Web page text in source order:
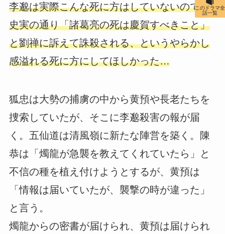
李邈は実際こんな死に方はしていないので、
史実の通り「諸葛亮の死は慶賀すべきこと」
と劉禅に訴えて誅殺される、というやらかし
感溢れる死に方にしてほしかった…
狐忠は大勢の捕虜の中から黄預や長老たちを
捜索していたが、そこに李邈殺害の報が届
く。五仙道は清風嶺に新たな陣営を築く。陳
恭は「燭龍が急襲を教えてくれていたら」と
不信の種を植え付けようとするが、黄預は
「情報は届いていたが、襲撃の時が違った」
と言う。
燭龍からの密書が届けられ、黄預は届けられ
このドラマ全
話一覧